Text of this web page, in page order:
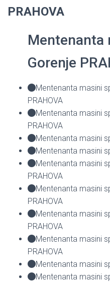
PRAHOVA
Mentenanta
Gorenje
Mentenanta masini
PRAHOVA
Mentenanta masini
PRAHOVA
Mentenanta masini
Mentenanta masini
Mentenanta masini
PRAHOVA
Mentenanta masini
PRAHOVA
Mentenanta masini
PRAHOVA
Mentenanta masini
PRAHOVA
Mentenanta masini
Mentenanta masini